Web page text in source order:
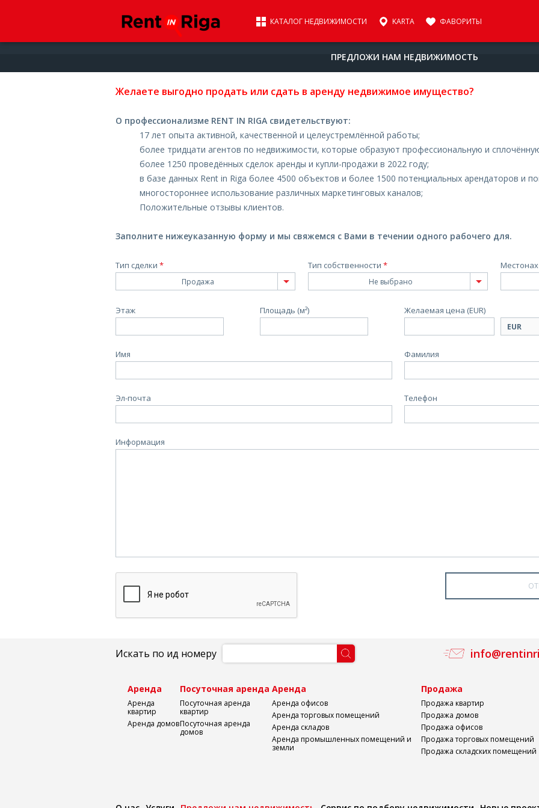
КАТАЛОГ НЕДВИЖИМОСТИ KARTA ФАВОРИТЫ
ПРЕДЛОЖИ НАМ НЕДВИЖИМОСТЬ
Желаете выгодно продать или сдать в аренду недвижимое имущество?
О профессионализме RENT IN RIGA свидетельствуют:
17 лет опыта активной, качественной и целеустремлённой работы;
более тридцати агентов по недвижимости, которые образуют профессиональную и
более 1250 проведённых сделок аренды и купли-продажи в 2022 году;
в базе данных Rent in Riga более 4500 объектов и более 1500 потенциальных арендаторов и
многостороннее использование различных маркетинговых каналов;
Положительные отзывы клиентов.
Заполните нижеуказанную форму и мы свяжемся с Вами в течении одного рабочего для.
Тип сделки *
Продажа
Тип собственности *
Не выбрано
Этаж Площадь (м²) Желаемая цена (EUR)
Имя Фамилия
Эл-почта Телефон
Информация
Искать по ид номеру
Аренда
Аренда
квартир
Аренда домов
Посуточная аренда
Посуточная аренда
квартир
Посуточная аренда
домов
Аренда
Аренда офисов
Аренда торговых помещений
Аренда складов
Аренда промышленных помещений и
земли
Продажа
Продажа квартир
Продажа домов
Продажа офисов
Продажа торговых помещений
Продажа складских помещений